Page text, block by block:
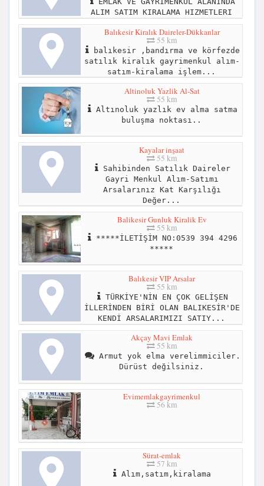
ALIM SATIM KIRALAMA HIZMETLERI
Balıkesir Kiralık Daireler-Dükkanlar
55 km
balıkesir ,bandırma ve körfezde
satılık kiralık gayrimenkul alım-
satım-kiralama işlem...
Altinoluk Yazlik Al-Sat
55 km
Altınoluk yazlık ev alma satma
buluşma noktası..
Kayalar inşaat
55 km
Sahibinden Satılık Daireler
Gayri Menkul Alım-Satımı
Arsalarınız Kat Karşılığı
Değer...
Balikesir Gunluk Kiralik Ev
55 km
*****İLETİŞİM NO:0539 394 4296
*****
Balıkesir VIP Arsalar
55 km
TÜRKİYE'NİN EN ÇOK GELİŞEN
İLLERİNDEN BİRİ OLAN BALIKESİR'DE
KENDİ ARSALARIMIZI SATIY...
Akçay Mavi Emlak
55 km
Armut yok elma verelimmiciler.
Dürüst değilsiniz.
Evimemlakgayrimenkul
56 km
Sürat-emlak
57 km
Alım,satım,kiralama